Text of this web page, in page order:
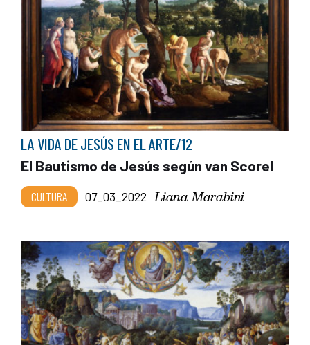
LA VIDA DE JESÚS EN EL ARTE/12
El Bautismo de Jesús según van Scorel
CULTURA 07_03_2022 Liana Marabini